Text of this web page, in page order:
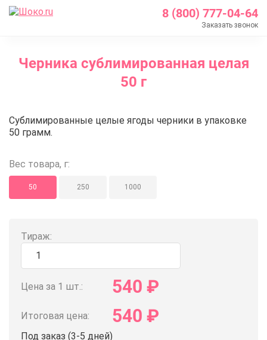
8 (800) 777-04-64
Заказать звонок
Каталог
Кондитерские ингредиенты
Черника сублимированная целая 50 г
Черника сублимированная целая
50 г
Черника сублимированная
Сублимированные целые ягоды черники в упаковке
50 грамм.
Вес товара, г:
50 250 1000
Тираж:
Цена за 1 шт.: 540 ₽
Итоговая цена: 540 ₽
Под заказ (3-5 дней)